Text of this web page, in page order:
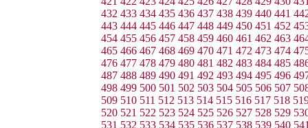
432 433 434 435 436 437 438 439 440 441
443 444 445 446 447 448 449 450 451 452
454 455 456 457 458 459 460 461 462 463
465 466 467 468 469 470 471 472 473 474
476 477 478 479 480 481 482 483 484 485
487 488 489 490 491 492 493 494 495 496
498 499 500 501 502 503 504 505 506 507
509 510 511 512 513 514 515 516 517 518
520 521 522 523 524 525 526 527 528 529
531 532 533 534 535 536 537 538 539 540